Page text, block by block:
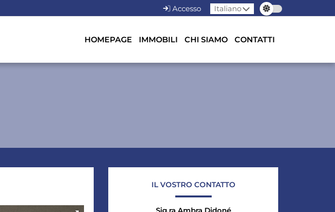
Accesso Italiano
HOMEPAGE IMMOBILI CHI SIAMO CONTATTI
IL VOSTRO CONTATTO